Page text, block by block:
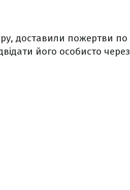
доставили пожертви по
його особисто через